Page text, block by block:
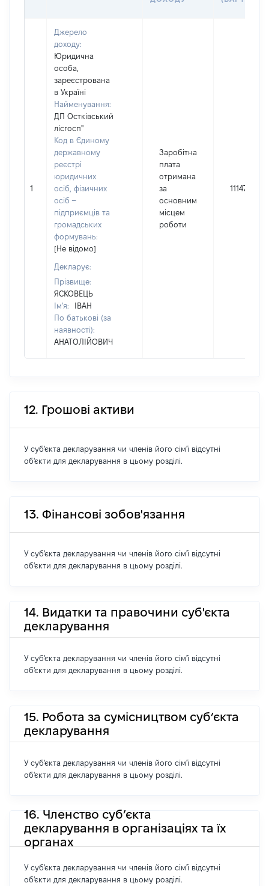
1
Джерело
доходу:
Юридична
особа,
зареєстрована
в Україні
Найменування:
ДП Остківський
лісгосп"
Код в Єдиному
державному
реєстрі
юридичних
осіб, фізичних
осіб –
підприємців та
громадських
формувань:
[Не відомо]
Декларує:
Прізвище:
ЯСКОВЕЦЬ
Ім'я:
ІВАН
По батькові (за
наявності):
АНАТОЛІЙОВИЧ
Заробітна
плата
отримана
за
основним
місцем
роботи
11147
12. Грошові активи
У суб'єкта декларування чи членів його сім'ї відсутні
об'єкти для декларування в цьому розділі.
13. Фінансові зобов'язання
У суб'єкта декларування чи членів його сім'ї відсутні
об'єкти для декларування в цьому розділі.
14. Видатки та правочини суб'єкта
декларування
У суб'єкта декларування чи членів його сім'ї відсутні
об'єкти для декларування в цьому розділі.
15. Робота за сумісництвом суб’єкта
декларування
У суб'єкта декларування чи членів його сім'ї відсутні
об'єкти для декларування в цьому розділі.
16. Членство суб’єкта
декларування в організаціях та їх
органах
У суб'єкта декларування чи членів його сім'ї відсутні
об'єкти для декларування в цьому розділі.